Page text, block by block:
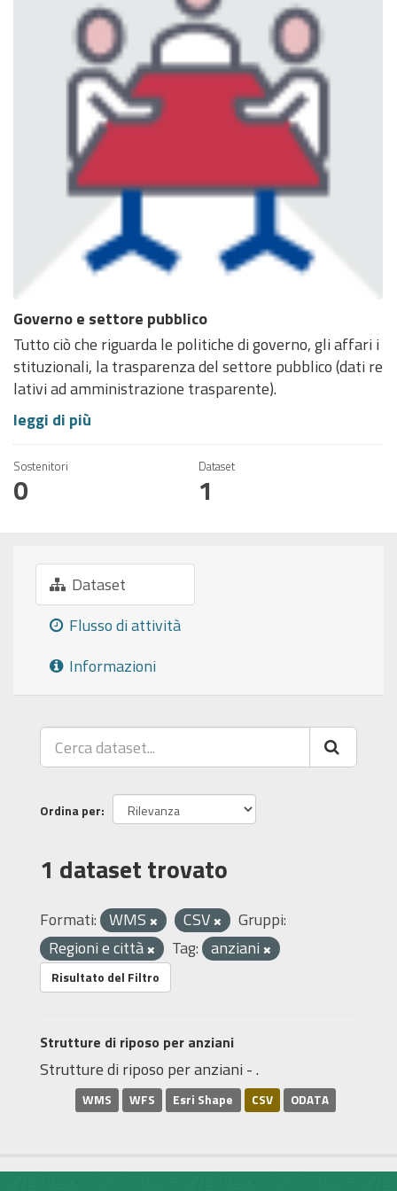
Governo e settore pubblico
Tutto ciò che riguarda le politiche di governo, gli affari i
stituzionali, la trasparenza del settore pubblico (dati re
lativi ad amministrazione trasparente).
leggi di più
Sostenitori
0
Dataset
1
Dataset
Flusso di attività
Informazioni
Ordina per
1 dataset trovato
Formati: WMS CSV
Gruppi:
Regioni e città
Tag: anziani
Risultato del Filtro
Strutture di riposo per anziani
Strutture di riposo per anziani - .
WMS WFS Esri Shape CSV ODATA